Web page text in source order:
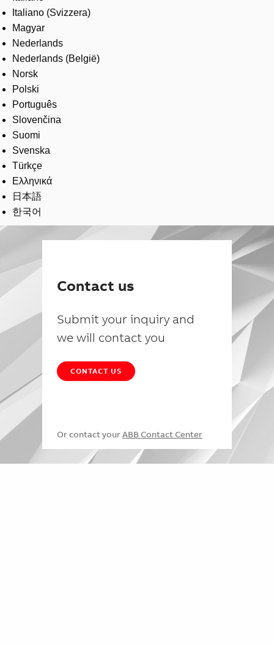
Italiano (Svizzera)
Magyar
Nederlands
Nederlands (België)
Norsk
Polski
Português
Slovenčina
Suomi
Svenska
Türkçe
Ελληνικά
日本語
한국어
Contact us
Submit your inquiry and
we will contact you
CONTACT US
Or contact your ABB Contact Center